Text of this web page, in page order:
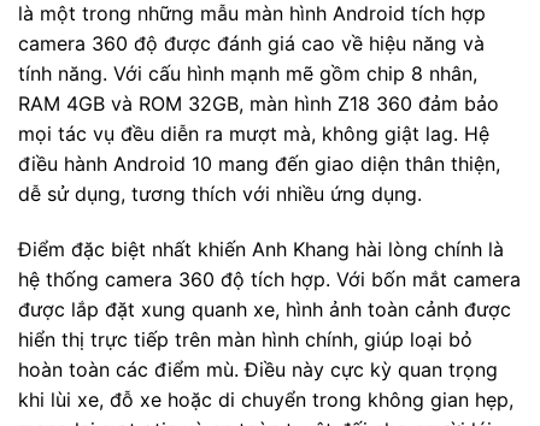
là một trong những mẫu màn hình Android tích hợp
camera 360 độ được đánh giá cao về hiệu năng và
tính năng. Với cấu hình mạnh mẽ gồm chip 8 nhân,
RAM 4GB và ROM 32GB, màn hình Z18 360 đảm bảo
mọi tác vụ đều diễn ra mượt mà, không giật lag. Hệ
điều hành Android 10 mang đến giao diện thân thiện,
dễ sử dụng, tương thích với nhiều ứng dụng.
Điểm đặc biệt nhất khiến Anh Khang hài lòng chính là
hệ thống camera 360 độ tích hợp. Với bốn mắt camera
được lắp đặt xung quanh xe, hình ảnh toàn cảnh được
hiển thị trực tiếp trên màn hình chính, giúp loại bỏ
hoàn toàn các điểm mù. Điều này cực kỳ quan trọng
khi lùi xe, đỗ xe hoặc di chuyển trong không gian hẹp,